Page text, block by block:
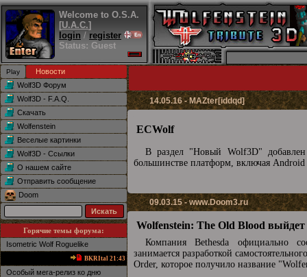
Welcome to O.S.A.
[U.A.C.]
login / register
Status: Guest
Новости
Wolf3D Форум
Wolf3D - F.A.Q.
Скачать
Wolfenstein
Веселые картинки
Wolf3D - Ссылки
О нашем сайте
Отправить сообщение
Doom
Горячие темы форума:
Isometric Wolf Roguelike
BKRItal 21:43
Особый мега-релиз ко дню
14.05.16 - MAZter[iddqd]
ECWolf
В раздел "Новый Wolf3D"
большинстве платформ, включая Android
09.03.15 -www.Doom3.ru
Wolfenstein: The Old Blood
Компания Bethesda официально
занимается разработкой
Order, которое получило название